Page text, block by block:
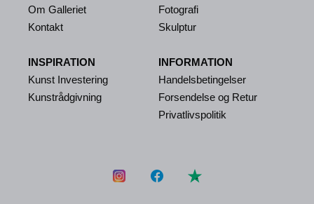
Om Galleriet
Kontakt
INSPIRATION
Kunst Investering
Kunstrådgivning
Fotografi
Skulptur
INFORMATION
Handelsbetingelser
Forsendelse og Retur
Privatlivspolitik